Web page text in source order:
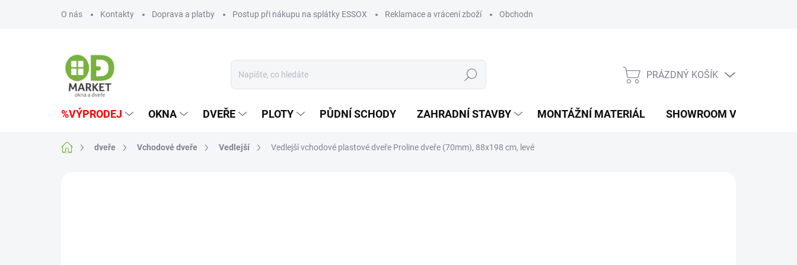
O nás Kontakty Doprava a platby Postup při nákupu na splátky ESSOX Reklamace a vrácení zboží Obchodní podmínky
Hledat
NÁKUPNÍ
PRÁZDNÝ KOŠÍK
%VÝPRODEJ OKNA DVEŘE PLOTY PŮDNÍ SCHODY ZAHRADNÍ STAVBY MONTÁŽNÍ MATERIÁL SHOWROOM V PRAZE
Domů dveře Vchodové dveře Vedlejší Vedlejší vchodové plastové dveře Proline dveře (70mm), 88x198 cm, levé